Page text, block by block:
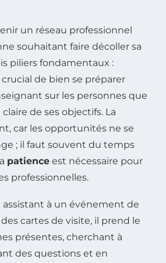
un réseau professionnel
souhaitant faire décoller sa
piliers fondamentaux :
crucial de bien se préparer
sur les personnes que
de ses objectifs. La
car les opportunités ne se
; il faut souvent du temps
patience est nécessaire pour
professionnelles.
à un événement de
cartes de visite, il prend le
présentes, cherchant à
des questions et en